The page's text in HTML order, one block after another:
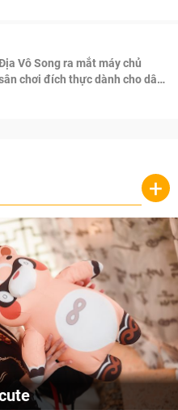
Vô Song ra mắt máy chủ
chơi đích thực dành cho dân
+